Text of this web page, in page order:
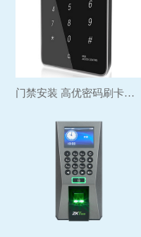
门禁安装 高优密码刷卡室...